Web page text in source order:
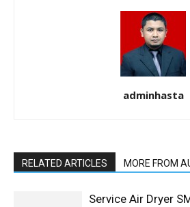
adminhasta
RELATED ARTICLES MORE FROM
Service Air Dryer